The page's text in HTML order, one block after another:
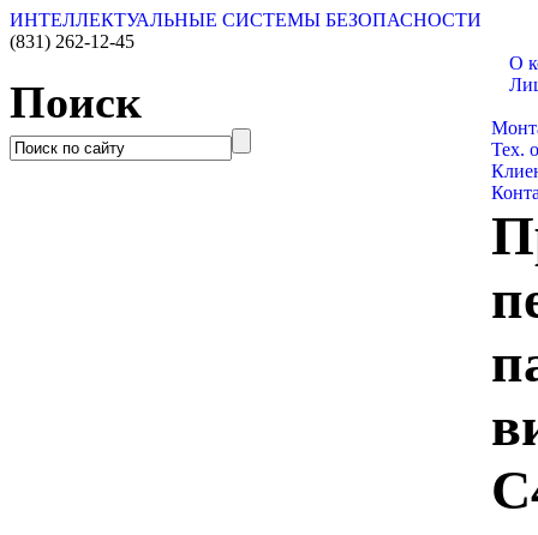
ИНТЕЛЛЕКТУАЛЬНЫЕ СИСТЕМЫ БЕЗОПАСНОСТИ
(831) 262-12-45
Поиск
О
Тех.